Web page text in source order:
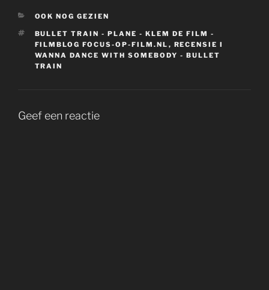
CATEGORIEËN
OOK NOG GEZIEN
TAGS
BULLET TRAIN - PLANE - KLEM DE FILM -
FILMBLOG FOCUS-OP-FILM.NL , RECENSIE I
WANNA DANCE WITH SOMEBODY - BULLET
TRAIN
Geef een reactie